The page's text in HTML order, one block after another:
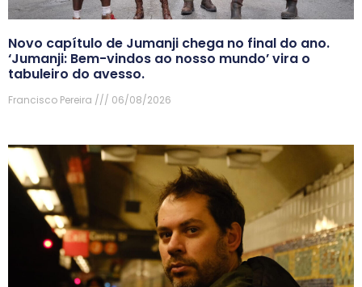
Novo capítulo de Jumanji chega no final do ano.
‘Jumanji: Bem-vindos ao nosso mundo’ vira o
tabuleiro do avesso.
Francisco Pereira 06/08/2026